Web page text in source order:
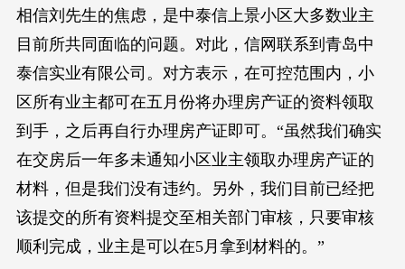
相信刘先生的焦虑，是中泰信上景小区大多数业主
目前所共同面临的问题。对此，信网联系到青岛中
泰信实业有限公司。对方表示，在可控范围内，小
区所有业主都可在五月份将办理房产证的资料领取
到手，之后再自行办理房产证即可。“虽然我们确实
在交房后一年多未通知小区业主领取办理房产证的
材料，但是我们没有违约。另外，我们目前已经把
该提交的所有资料提交至相关部门审核，只要审核
顺利完成，业主是可以在5月拿到材料的。”